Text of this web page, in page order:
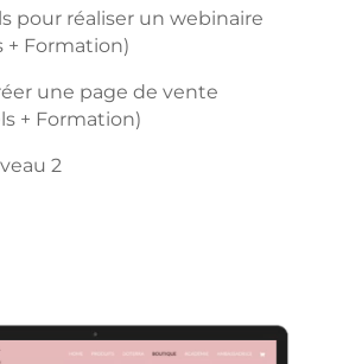
pour réaliser un webinaire
+ Formation)
une page de vente
+ Formation)
2